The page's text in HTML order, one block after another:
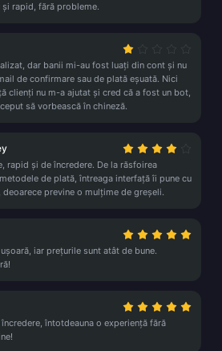
rapid, fără probleme.
dar banii mi-au fost luați din cont și nu
de confirmare sau de plată eșuată. Nici
clienți nu m-a ajutat și cred că a fost un bot,
să vorbească în chineză.
rapid și de încredere. De la răsfoirea
de plată, întreaga interfață îi pune cu
previne o mulțime de greșeli.
iar prețurile sunt atât de bune.
întotdeauna o experiență fără